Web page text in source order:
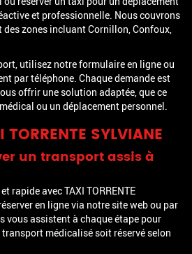
et professionnelle. Nous couvrons
des zones incluant Cornillon, Confoux,
utilisez notre formulaire en ligne ou
par téléphone. Chaque demande est
offrir une solution adaptée, que ce
ou un déplacement personnel.
SYLVIANE
un transport assis à
rapide avec TAXI TORRENTE
en ligne via notre site web ou par
vous assistent à chaque étape pour
médicalisé soit réservé selon